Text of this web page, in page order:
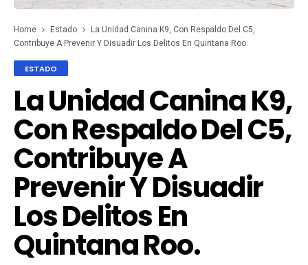
Home Estado
La Unidad Canina K9, Con Respaldo Del C5,
Contribuye A Prevenir Y Disuadir Los Delitos En Quintana Roo.
ESTADO
La Unidad Canina K9,
Con Respaldo Del C5,
Contribuye A
Prevenir Y Disuadir
Los Delitos En
Quintana Roo.